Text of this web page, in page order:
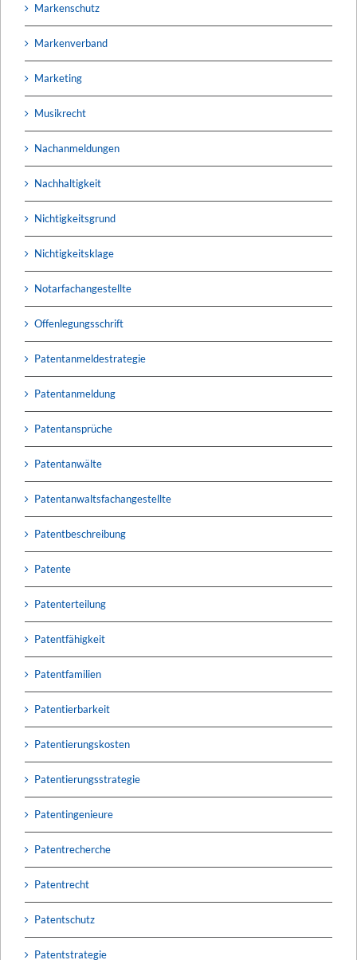
Markenschutz
Markenverband
Marketing
Musikrecht
Nachanmeldungen
Nachhaltigkeit
Nichtigkeitsgrund
Nichtigkeitsklage
Notarfachangestellte
Offenlegungsschrift
Patentanmeldestrategie
Patentanmeldung
Patentansprüche
Patentanwälte
Patentanwaltsfachangestellte
Patentbeschreibung
Patente
Patenterteilung
Patentfähigkeit
Patentfamilien
Patentierbarkeit
Patentierungskosten
Patentierungsstrategie
Patentingenieure
Patentrecherche
Patentrecht
Patentschutz
Patentstrategie